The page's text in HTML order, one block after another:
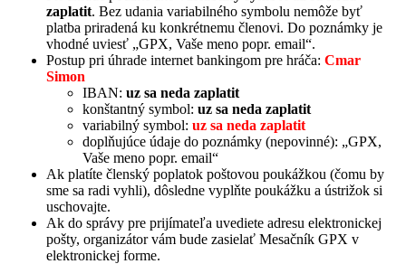
zaplatit. Bez udania variabilného symbolu nemôže byť
platba priradená ku konkrétnemu členovi. Do poznámky je
vhodné uviesť „GPX, Vaše meno popr. email“.
Postup pri úhrade internet bankingom pre hráča: Cmar
Simon
IBAN: uz sa neda zaplatit
konštantný symbol: uz sa neda zaplatit
variabilný symbol: uz sa neda zaplatit
doplňujúce údaje do poznámky (nepovinné): „GPX,
Vaše meno popr. email“
Ak platíte členský poplatok poštovou poukážkou (čomu by
sme sa radi vyhli), dôsledne vyplňte poukážku a ústrižok si
uschovajte.
Ak do správy pre prijímateľa uvediete adresu elektronickej
pošty, organizátor vám bude zasielať Mesačník GPX v
elektronickej forme.